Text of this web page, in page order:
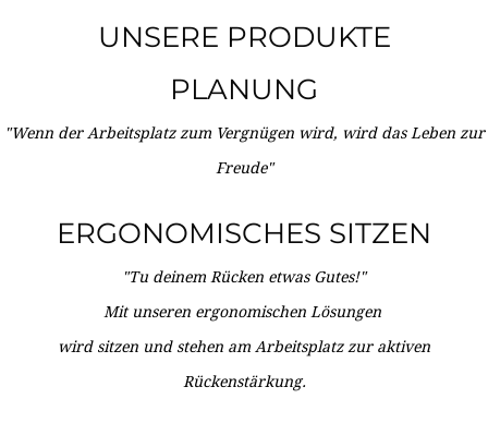
UNSERE PRODUKTE
PLANUNG
"Wenn der Arbeitsplatz zum Vergnügen wird, wird das Leben zur
Freude"
ERGONOMISCHES SITZEN
"Tu deinem Rücken etwas Gutes!"
Mit unseren ergonomischen Lösungen
wird sitzen und stehen am Arbeitsplatz zur aktiven
Rückenstärkung.